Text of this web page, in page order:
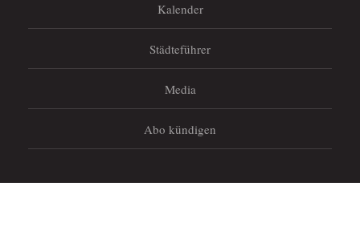
Kalender
Städteführer
Media
Abo kündigen